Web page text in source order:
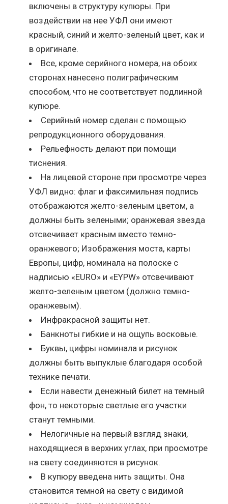
включены в структуру купюры. При
воздействии на нее УФЛ они имеют
красный, синий и желто-зеленый цвет, как и
в оригинале.
Все, кроме серийного номера, на обоих
сторонах нанесено полиграфическим
способом, что не соответствует подлинной
купюре.
Серийный номер сделан с помощью
репродукционного оборудования.
Рельефность делают при помощи
тиснения.
На лицевой стороне при просмотре через
УФЛ видно: флаг и факсимильная подпись
отображаются желто-зеленым цветом, а
должны быть зелеными; оранжевая звезда
отсвечивает красным вместо темно-
оранжевого; Изображения моста, карты
Европы, цифр, номинала на полоске с
надписью «EURO» и «EYPW» отсвечивают
желто-зеленым цветом (должно темно-
оранжевым).
Инфракрасной защиты нет.
Банкноты гибкие и на ощупь восковые.
Буквы, цифры номинала и рисунок
должны быть выпуклые благодаря особой
технике печати.
Если навести денежный билет на темный
фон, то некоторые светлые его участки
станут темными.
Нелогичные на первый взгляд знаки,
находящиеся в верхних углах, при просмотре
на свету соединяются в рисунок.
В купюру введена нить защиты. Она
становится темной на свету с видимой